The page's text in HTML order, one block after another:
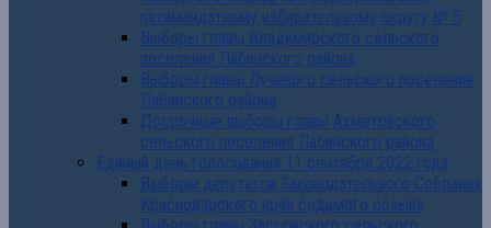
пятимандатному избирательному округу № 5
Выборы главы Владимирского сельского
поселения Лабинского района
Выборы главы Лучевого сельского поселения
Лабинского района
Досрочные выборы главы Ахметовского
сельского поселения Лабинского района
Единый день голосования 11 сентября 2022 года
Выборы депутатов Законодательного Собрания
Краснодарского края седьмого созыва